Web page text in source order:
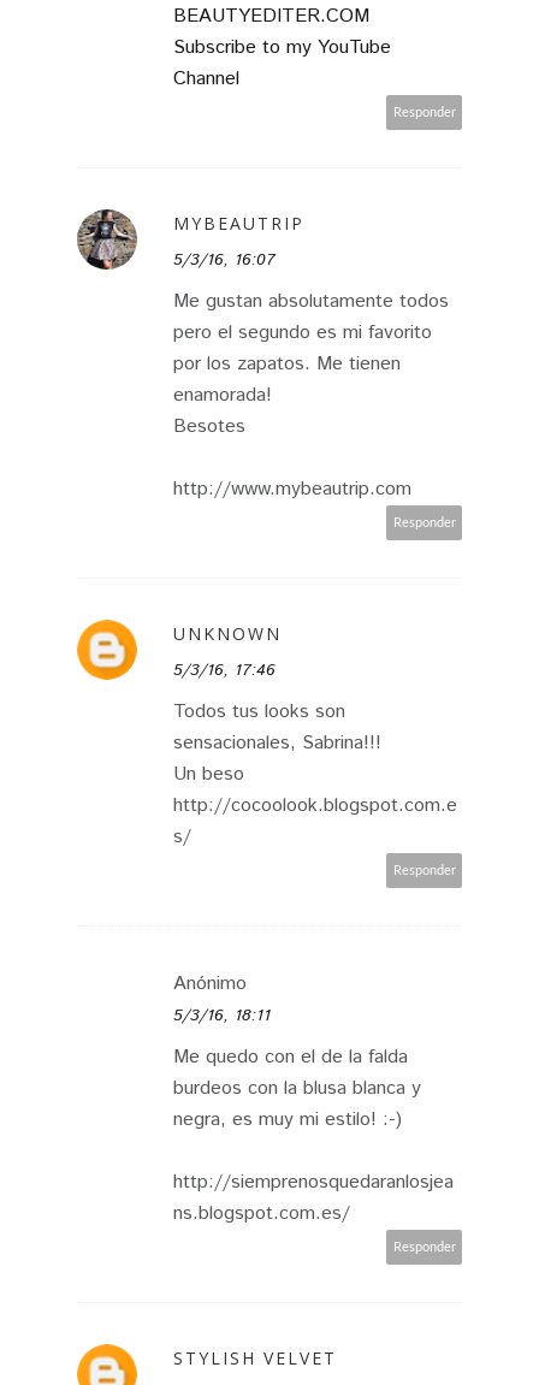
BEAUTYEDITER.COM
Subscribe to my YouTube
Channel
Responder
MYBEAUTRIP
5/3/16, 16:07
Me gustan absolutamente todos
pero el segundo es mi favorito
por los zapatos. Me tienen
enamorada!
Besotes
http://www.mybeautrip.com
Responder
UNKNOWN
5/3/16, 17:46
Todos tus looks son
sensacionales, Sabrina!!!
Un beso
http://cocoolook.blogspot.com.e
s/
Responder
Anónimo
5/3/16, 18:11
Me quedo con el de la falda
burdeos con la blusa blanca y
negra, es muy mi estilo! :-)
http://siemprenosquedaranlosjea
ns.blogspot.com.es/
Responder
STYLISH VELVET